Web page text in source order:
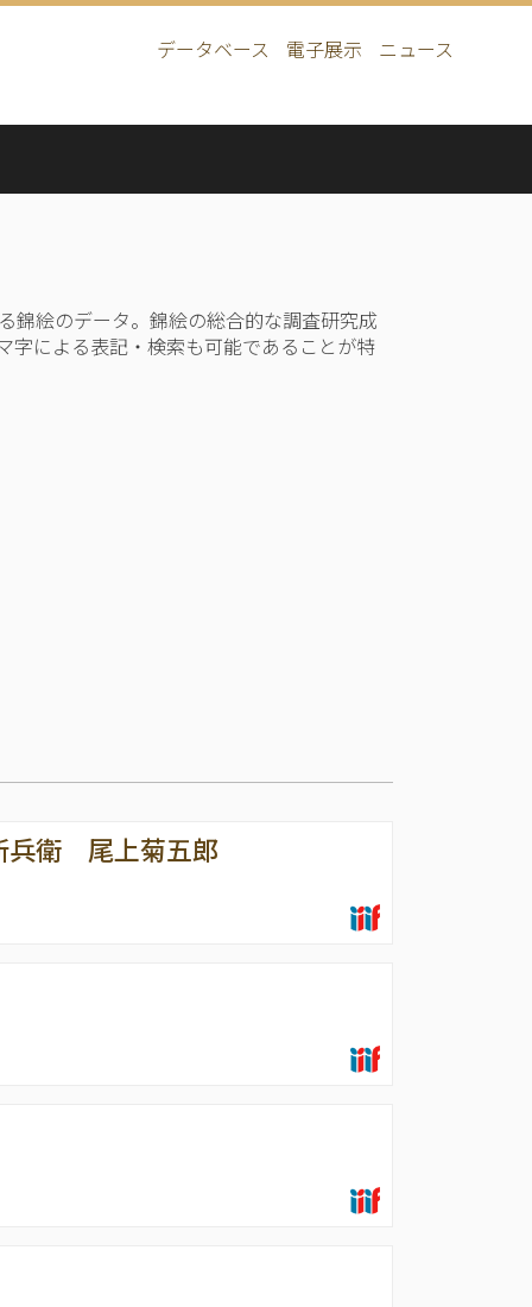
データベース 電子展示 ニュース
錦絵のデータ。錦絵の総合的な調査研究成
字による表記・検索も可能であることが特
兵衛 尾上菊五郎